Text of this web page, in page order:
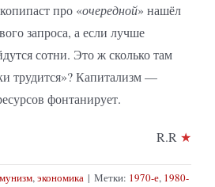
про «очередной» нашёл
запроса, а если лучше
сотни. Это ж сколько там
трудится»? Капитализм —
фонтанирует.
R.R ★
, экономика | Метки: 1970-е, 1980-